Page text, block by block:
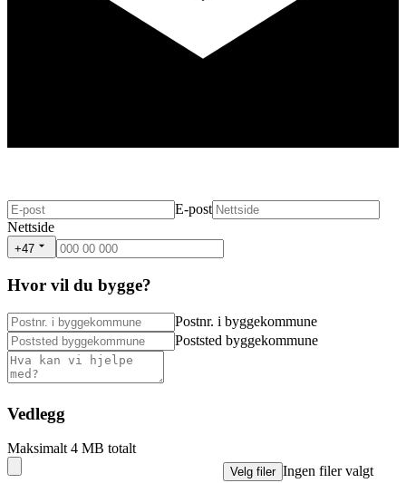
E-post
Nettside
+47
Hvor vil du bygge?
Postnr. i byggekommune
Poststed byggekommune
Vedlegg
Maksimalt 4 MB totalt
Velg filer Ingen filer valgt